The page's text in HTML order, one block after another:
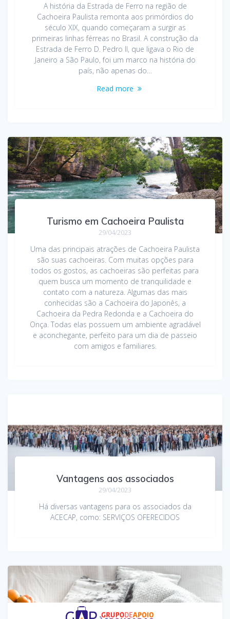
A história da Estrada de Ferro na região de
Cachoeira Paulista remonta aos primórdios do
século XIX, quando começaram a surgir as
primeiras linhas férreas no Brasil. A construção da
Estrada de Ferro D. Pedro II, que ligava o Rio de
Janeiro a São Paulo, foi um marco na história do
país, não apenas do…
Read more
Turismo em Cachoeira Paulista
29/04/2023
Uma das principais atrações de Cachoeira Paulista
são suas cachoeiras. Com muitas opções para
todos os gostos, as cachoeiras são perfeitas para
quem busca um momento de tranquilidade e
contato com a natureza. Algumas das mais
conhecidas são a Cachoeira do Japonês, a
Cachoeira da Pedra Redonda e a Cachoeira do
Onça. Todas elas possuem um ambiente agradável
e aconchegante, perfeito para um dia de passeio
com amigos e familiares.
Vantagens aos associados
29/04/2023
Há diversas vantagens para os associados da
ACECAP, como: SERVIÇOS OFERECIDOS